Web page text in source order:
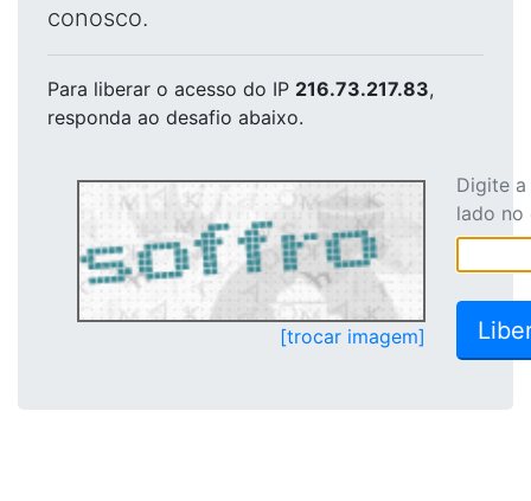
conosco.
Para liberar o acesso do IP 216.73.217.83,
responda ao desafio abaixo.
[trocar imagem]
Digite
lado no